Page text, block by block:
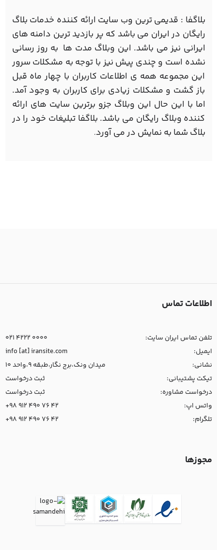
بلاگفا : قدیمی ترین وب سایت ارائه کننده خدمات بلاگ
رایگان در ایران می باشد که پر بازدید ترین دامنه های
ایرانی نیز می باشد. این وبلاگ مدت ها به روز رسانی
نشده است و چندی پیش نیز با توجه به مشکلات سرور
این مجموعه همه ی اطلاعات کاربران با چهار ماه قبل
باز گشت و مشکلات زیادی برای کاربران به وجود آمد.
اما با این حال این وبلاگ جزو برترین سایت های ارائه
کننده وبلاگ رایگان می باشد. بلاگفا تبلیغات خود را در
بلاگ شما به نمایش در می آورد.
اطلاعات تماس
تلفن تماس ایران سایت:
021 4222 0000
ایمیل:
info [at] iransite.com
نشانی:
میدان ونک،برج نگار،طبقه 9،واحد 10
تیکت پشتیبانی:
ثبت درخواست
درخواست مشاوره:
ثبت درخواست
واتس اپ:
+98 912 490 76 42
تلگرام:
+98 912 490 76 42
مجوزها